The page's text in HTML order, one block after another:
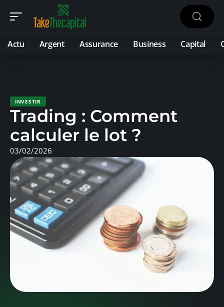
Actu Argent Assurance Business Capital
INVESTIR
Trading : Comment
calculer le lot ?
03/02/2026